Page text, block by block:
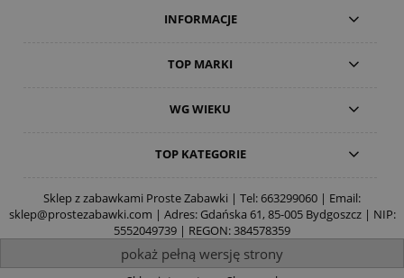
INFORMACJE
TOP MARKI
WG WIEKU
TOP KATEGORIE
Sklep z zabawkami Proste Zabawki | Tel:663299060 | Email:
sklep@prostezabawki.com | Adres: Gdańska 61, 85-005 Bydgoszcz | NIP:
5552049739 | REGON: 384578359
pokaż pełną wersję strony